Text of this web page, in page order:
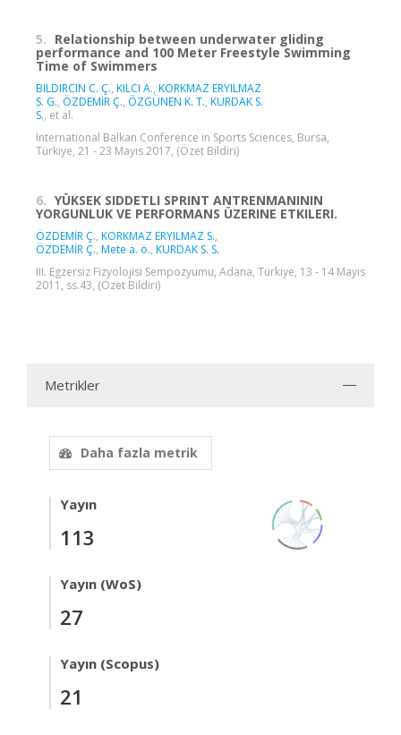
5. Relationship between underwater gliding
performance and 100 Meter Freestyle Swimming
Time of Swimmers
BILDIRCIN C. Ç., KILCI A., KORKMAZ ERYILMAZ
S. G., ÖZDEMİR Ç., ÖZGÜNEN K. T., KURDAK S.
S., et al.
International Balkan Conference in Sports Sciences, Bursa,
Türkiye, 21 - 23 Mayıs 2017, (Özet Bildiri)
6. YÜKSEK SIDDETLI SPRINT ANTRENMANININ
YORGUNLUK VE PERFORMANS ÜZERINE ETKILERI.
ÖZDEMİR Ç., KORKMAZ ERYILMAZ S.,
ÖZDEMİR Ç., Mete a. ö., KURDAK S. S.
III. Egzersiz Fizyolojisi Sempozyumu, Adana, Türkiye, 13 - 14 Mayıs
2011, ss.43, (Özet Bildiri)
Metrikler
Daha fazla metrik
Yayın
113
Yayın (WoS)
27
Yayın (Scopus)
21